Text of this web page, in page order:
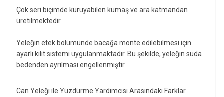
Çok seri biçimde kuruyabilen kumaş ve ara katmandan
üretilmektedir.
Yeleğin etek bölümünde bacağa monte edilebilmesi için
ayarlı kilit sistemi uygulanmaktadır. Bu şekilde, yeleğin suda
bedenden ayrılması engellenmiştir.
Can Yeleği ile Yüzdürme Yardımcısı Arasındaki Farklar